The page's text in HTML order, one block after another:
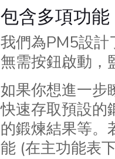
包含多項功
我們為PM5設計
無需按鈕啟動，
如果你想進一步
快速存取預設的
的鍛煉結果等。
能 (在主功能表